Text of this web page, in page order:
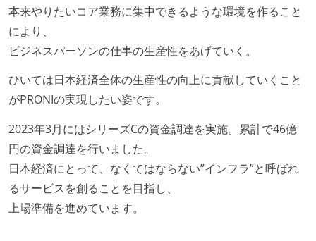
本来やりたいコア業務に集中できるような環境を作ること
により、
ビジネスパーソンの仕事の生産性をあげていく。
ひいては日本経済全体の生産性の向上に貢献していくこと
がPRONIの実現したい姿です。
2023年3月にはシリーズCの資金調達を実施。累計で46億
円の資金調達を行いました。
日本経済にとって、なくてはならない”インフラ”と呼ばれ
るサービスを創ることを目指し、
上場準備を進めています。